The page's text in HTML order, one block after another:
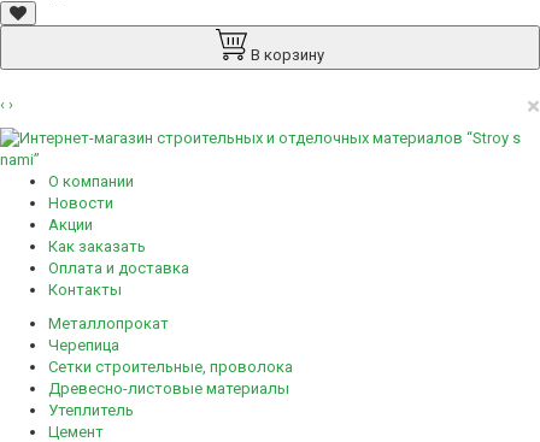
В корзину
‹ › ×
О компании
Новости
Акции
Как заказать
Оплата и доставка
Контакты
Металлопрокат
Черепица
Сетки строительные, проволока
Древесно-листовые материалы
Утеплитель
Цемент